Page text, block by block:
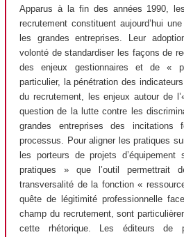
Apparus à la fin des années 1990,
recrutement constituent aujourd’hui
les grandes entreprises. Leur
volonté de standardiser les façons de
des enjeux gestionnaires et de «
particulier, la pénétration des
du recrutement, les enjeux autour de
question de la lutte contre les
grandes entreprises des incitations
processus. Pour aligner les pratiques
les porteurs de projets
pratiques » que l’outil
transversalité de la fonction «
quête de légitimité professionnelle
champ du recrutement, sont
cette rhétorique. Les éditeurs de